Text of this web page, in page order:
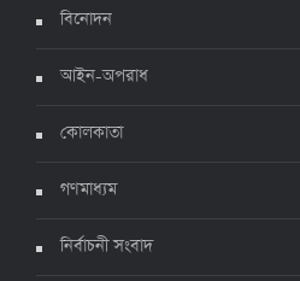
ঊর্ধ্বগতিতে সংক্রমণ,
বিনোদন
আইন-অপরাধ
কোলকাতা
গণমাধ্যম
নির্বাচনী সংবাদ